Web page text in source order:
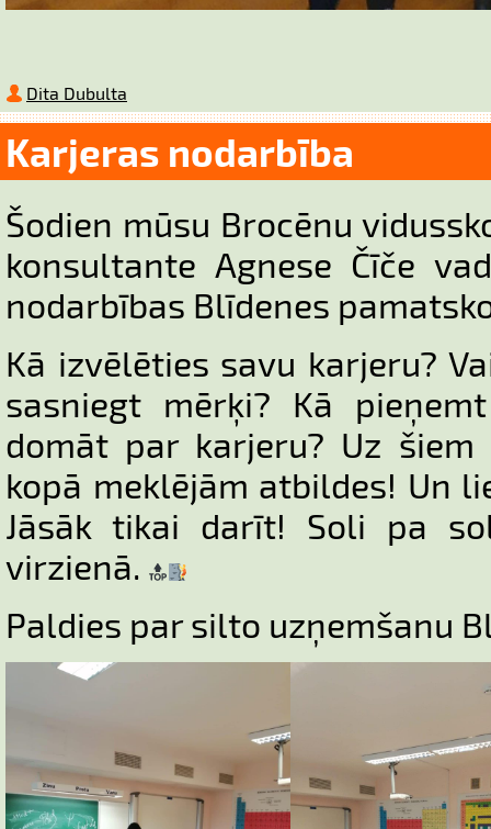
Dita Dubulta
Karjeras nodarbība
Šodien mūsu Brocēnu
konsultante Agnese Čīče
nodarbības Blīdenes
Kā izvēlēties savu karjeru?
sasniegt mērķi? Kā
domāt par karjeru? Uz
kopā meklējām atbildes! Un
Jāsāk tikai darīt! Soli pa
virzienā.
Paldies par silto uzņemšanu